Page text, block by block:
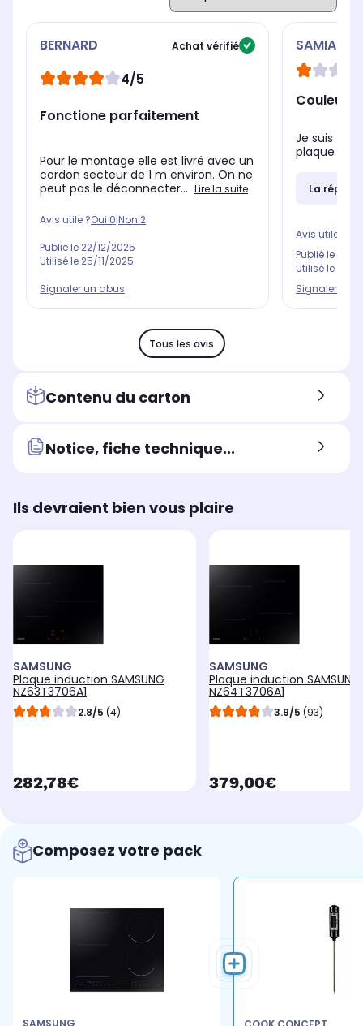
BERNARD Achat vérifié
4/5
Fonctione parfaitement
Pour le montage elle est livré avec un
cordon secteur de 1 m environ. On ne
peut pas le déconnecter... Lire la suite
Avis utile ?Oui 0|Non 2
Publié le 22/12/2025
Utilisé le 25/11/2025
Signaler un abus
SAMIA
Couleur
Je suis
plaque
La
Avis utile ?
Publié le
Utilisé le
Signaler un
Tous les avis
Contenu du carton
Notice, fiche technique...
Ils devraient bien vous plaire
SAMSUNG
Plaque induction SAMSUNG
NZ63T3706A1
2.8/5 (4)
currentPrice
282,78€
SAMSUNG
Plaque induction SAMSUNG
NZ64T3706A1
3.9/5 (93)
currentPrice
379,00€
Composez votre pack